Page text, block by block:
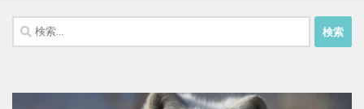
検
索: